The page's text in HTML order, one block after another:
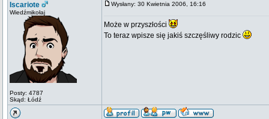
Iscariote
Wiedźmikołaj
Posty: 4787
Skąd: Łódź
Wysłany: 30 Kwietnia 2006, 16:16
Może w przyszłości
To teraz wpisze się jakiś szczęśliwy rodzic